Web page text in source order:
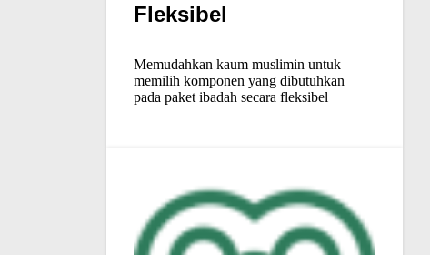
Fleksibel
Memudahkan kaum muslimin untuk
memilih komponen yang dibutuhkan
pada paket ibadah secara fleksibel